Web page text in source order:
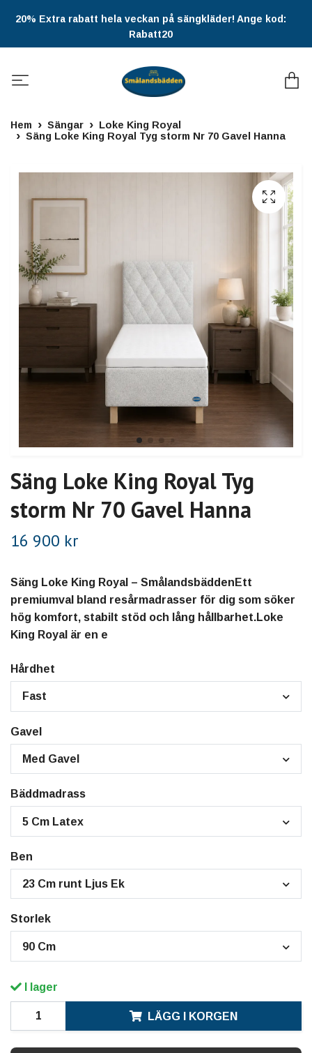
20% Extra rabatt hela veckan på sängkläder! Ange kod:
Rabatt20
Hem Sängar
Loke King Royal
Säng Loke King Royal Tyg storm Nr 70 Gavel Hanna
Säng Loke King Royal Tyg
storm Nr 70 Gavel Hanna
16 900 kr
Säng Loke King Royal – SmålandsbäddenEtt
premiumval bland resårmadrasser för dig som söker
hög komfort, stabilt stöd och lång hållbarhet.Loke
King Royal är en e
Hårdhet
Fast
Gavel
Med Gavel
Bäddmadrass
5 Cm Latex
Ben
23 Cm runt Ljus Ek
Storlek
90 Cm
I lager
LÄGG I KORGEN